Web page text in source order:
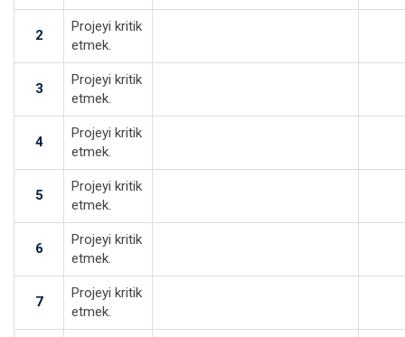
2
Projeyi kritik
etmek.
3
Projeyi kritik
etmek.
4
Projeyi kritik
etmek.
5
Projeyi kritik
etmek.
6
Projeyi kritik
etmek.
7
Projeyi kritik
etmek.